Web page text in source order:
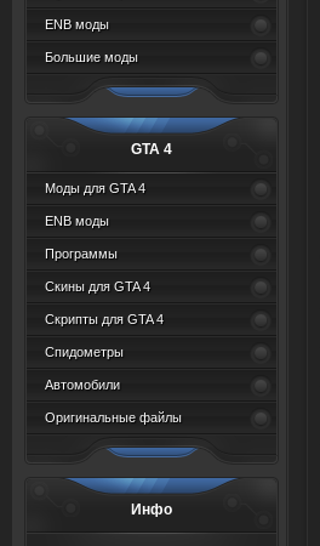
ENB моды
Большие моды
GTA 4
Моды для GTA 4
ENB моды
Программы
Скины для GTA 4
Скрипты для GTA 4
Спидометры
Автомобили
Оригинальные файлы
Инфо